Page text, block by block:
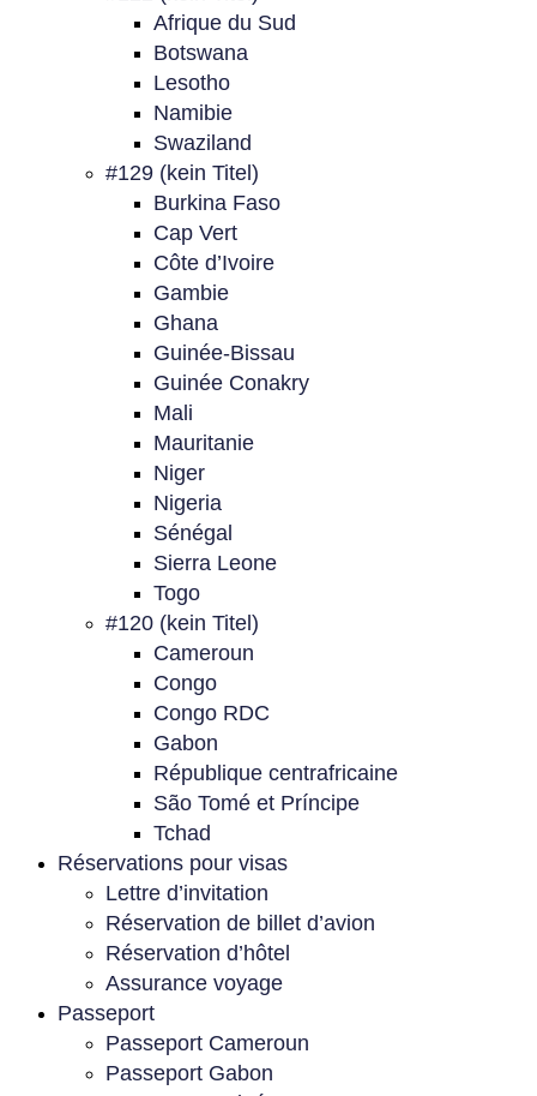
Afrique du Sud
Botswana
Lesotho
Namibie
Swaziland
#129 (kein Titel)
Burkina Faso
Cap Vert
Côte d’Ivoire
Gambie
Ghana
Guinée-Bissau
Guinée Conakry
Mali
Mauritanie
Niger
Nigeria
Sénégal
Sierra Leone
Togo
#120 (kein Titel)
Cameroun
Congo
Congo RDC
Gabon
République centrafricaine
São Tomé et Príncipe
Tchad
Réservations pour visas
Lettre d’invitation
Réservation de billet d’avion
Réservation d’hôtel
Assurance voyage
Passeport
Passeport Cameroun
Passeport Gabon